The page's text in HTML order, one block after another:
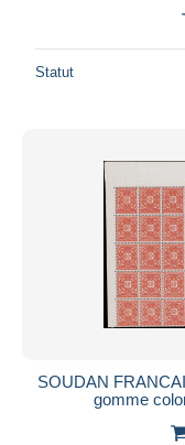
Statut
SOUDAN
gomme